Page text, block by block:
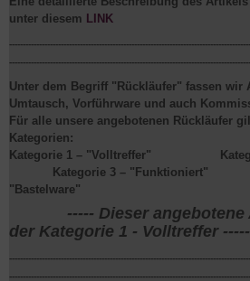
unter diesem LINK
Unter dem Begriff "Rückläufer" fassen wir
Umtausch, Vorführware und auch
Für alle unsere angebotenen Rückläufer
Kategorien:
Kategorie 1 – "Volltreffer"
Kategorie 3 –
"Bastelware"
----- Dieser
der Kategorie 1 - Volltreffer -----